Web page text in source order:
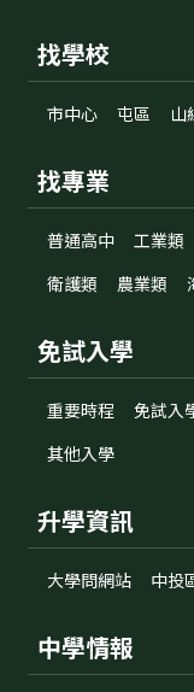
找學校
市中心 屯區 山
找專業
普通高中 工業類
衛護類
農業類
免試入學
重要時程 免試入
其他入學
升學資訊
大學問網站 中投
中學情報